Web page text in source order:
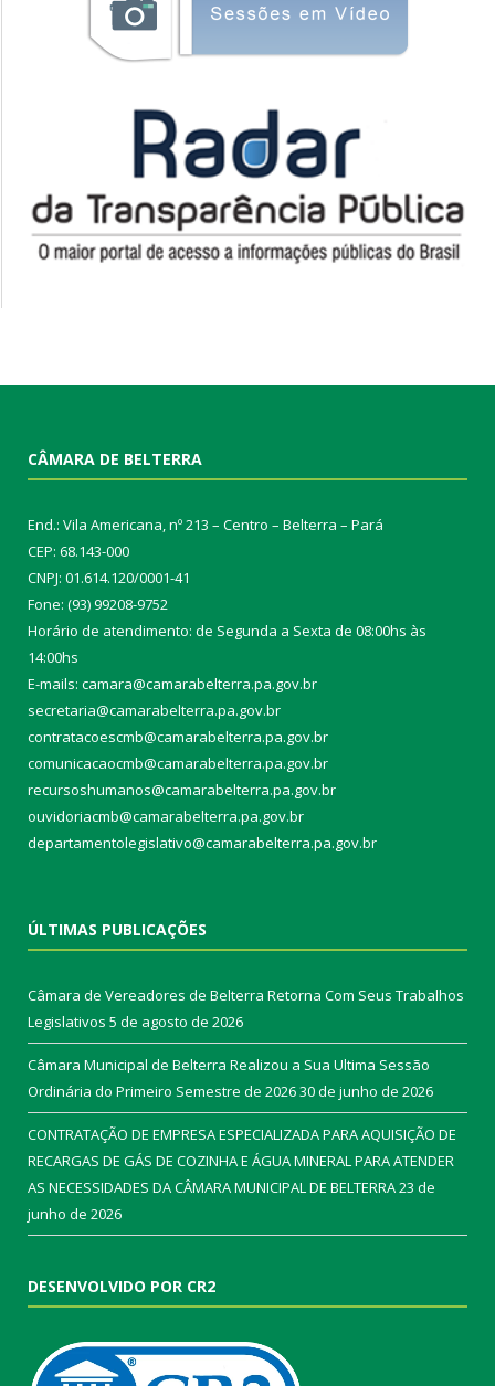
CÂMARA DE BELTERRA
End.: Vila Americana, nº 213 – Centro – Belterra – Pará
CEP: 68.143-000
CNPJ: 01.614.120/0001-41
Fone: (93) 99208-9752
Horário de atendimento: de Segunda a Sexta de 08:00hs às
14:00hs
E-mails: camara@camarabelterra.pa.gov.br
secretaria@camarabelterra.pa.gov.br
contratacoescmb@camarabelterra.pa.gov.br
comunicacaocmb@camarabelterra.pa.gov.br
recursoshumanos@camarabelterra.pa.gov.br
ouvidoriacmb@camarabelterra.pa.gov.br
departamentolegislativo@camarabelterra.pa.gov.br
ÚLTIMAS PUBLICAÇÕES
Câmara de Vereadores de Belterra Retorna Com Seus Trabalhos
Legislativos 5 de agosto de 2026
Câmara Municipal de Belterra Realizou a Sua Ultima Sessão
Ordinária do Primeiro Semestre de 202630 de junho de 2026
CONTRATAÇÃO DE EMPRESA ESPECIALIZADA PARA AQUISIÇÃO DE
RECARGAS DE GÁS DE COZINHA E ÁGUA MINERAL PARA ATENDER
AS NECESSIDADES DA CÂMARA MUNICIPAL DE BELTERRA23 de
junho de 2026
DESENVOLVIDO POR CR2